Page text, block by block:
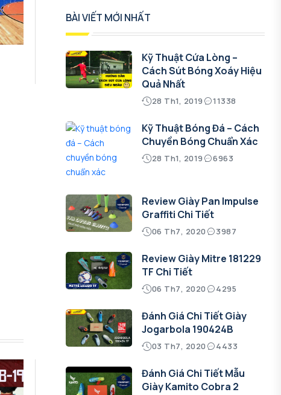
BÀI VIẾT MỚI NHẤT
Kỹ Thuật Cứa Lòng –
Cách Sút Bóng Xoáy Hiệu
Quả Nhất
28 Th1, 2019 11338
Kỹ Thuật Bóng Đá – Cách
Chuyền Bóng Chuẩn Xác
28 Th1, 2019 6963
Review Giày Pan Impulse
Graffiti Chi Tiết
06 Th7, 2020 3987
Review Giày Mitre 181229
TF Chi Tiết
06 Th7, 2020 4295
Đánh Giá Chi Tiết Giày
Jogarbola 190424B
03 Th7, 2020 4433
Đánh Giá Chi Tiết Mẫu
Giày Kamito Cobra 2